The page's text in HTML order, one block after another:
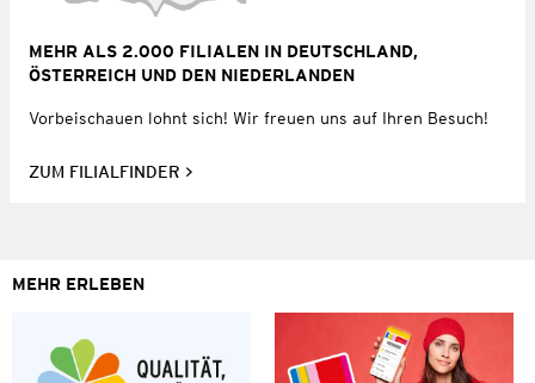
MEHR ALS 2.000 FILIALEN IN DEUTSCHLAND,
ÖSTERREICH UND DEN NIEDERLANDEN
Vorbeischauen lohnt sich! Wir freuen uns auf Ihren Besuch!
ZUM FILIALFINDER
MEHR ERLEBEN